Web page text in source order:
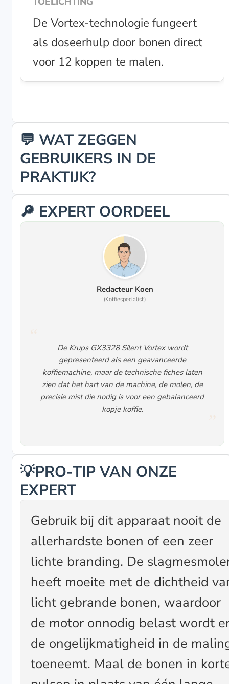
De Vortex-technologie fungeert
als doseerhulp door bonen direct
voor 12 koppen te malen.
💬 WAT ZEGGEN
GEBRUIKERS IN DE
PRAKTIJK?
🔎 EXPERT OORDEEL
Redacteur Koen
(Koffiespecialist)
De Krups GX3328 Silent Vortex wordt
gepresenteerd als een geavanceerde
koffiemachine, maar de technische fiches laten
zien dat het hart van de machine, de molen, de
precisie mist die nodig is voor een gebalanceerd
kopje koffie.
💡PRO-TIP VAN ONZE
EXPERT
Gebruik bij dit apparaat nooit de
allerhardste bonen of een zeer
lichte branding. De
heeft moeite met de dichtheid
licht gebrande bonen, waardoor
de motor onnodig belast wordt
de ongelijkmatigheid in de
toeneemt. Maal de bonen in